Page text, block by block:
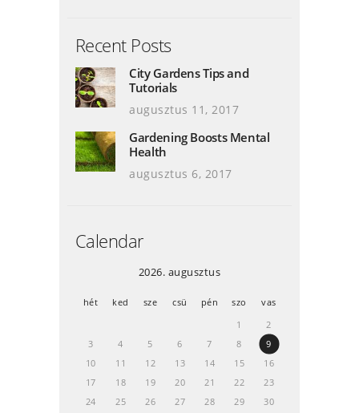
Recent Posts
City Gardens Tips and
Tutorials
augusztus 11, 2017
Gardening Boosts Mental
Health
augusztus 6, 2017
Calendar
2026. augusztus
hét ked sze csü pén szo
vas
1
2
3
4 5 6 7 8
9
10
11 12 13 14 15
16
17
18 19 20 21 22
23
24
25 26 27 28 29
30